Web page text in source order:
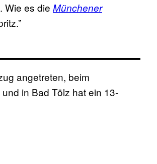
Wie es die Münchener
angetreten, beim
in Bad Tölz hat ein 13-